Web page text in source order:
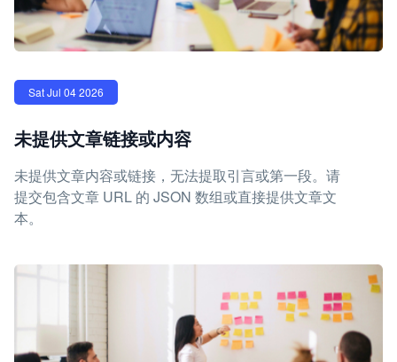
Sat Jul 04 2026
未提供文章链接或内容
未提供文章内容或链接，无法提取引言或第一段。请
提交包含文章 URL 的 JSON 数组或直接提供文章文
本。